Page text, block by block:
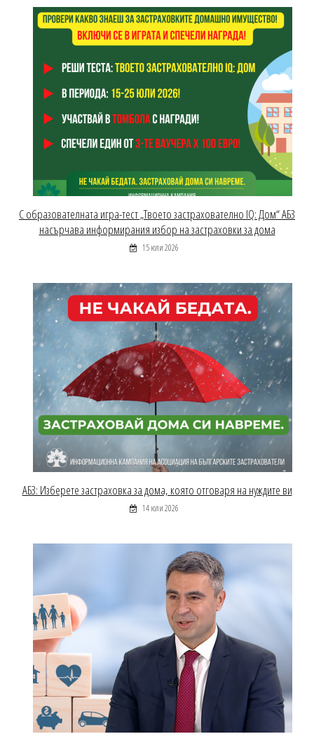
С образователната игра-тест „Твоето застрахователно IQ: Дом“ АБЗ
насърчава информирания избор на застраховки за дома
15 юли 2026
АБЗ: Изберете застраховка за дома, която отговаря на нуждите ви
14 юли 2026